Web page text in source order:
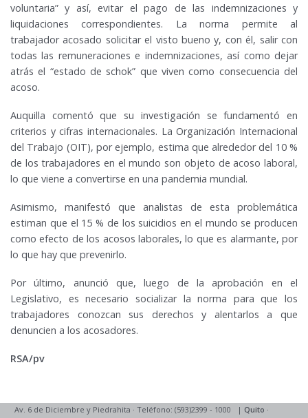
voluntaria” y así, evitar el pago de las indemnizaciones y
liquidaciones correspondientes. La norma permite al
trabajador acosado solicitar el visto bueno y, con él, salir con
todas las remuneraciones e indemnizaciones, así como dejar
atrás el “estado de schok” que viven como consecuencia del
acoso.
Auquilla comentó que su investigación se fundamentó en
criterios y cifras internacionales. La Organización Internacional
del Trabajo (OIT), por ejemplo, estima que alrededor del 10 %
de los trabajadores en el mundo son objeto de acoso laboral,
lo que viene a convertirse en una pandemia mundial.
Asimismo, manifestó que analistas de esta problemática
estiman que el 15 % de los suicidios en el mundo se producen
como efecto de los acosos laborales, lo que es alarmante, por
lo que hay que prevenirlo.
Por último, anunció que, luego de la aprobación en el
Legislativo, es necesario socializar la norma para que los
trabajadores conozcan sus derechos y alentarlos a que
denuncien a los acosadores.
RSA/pv
Av. 6 de Diciembre y Piedrahita · Teléfono: (593)2399 - 1000 | Quito ·